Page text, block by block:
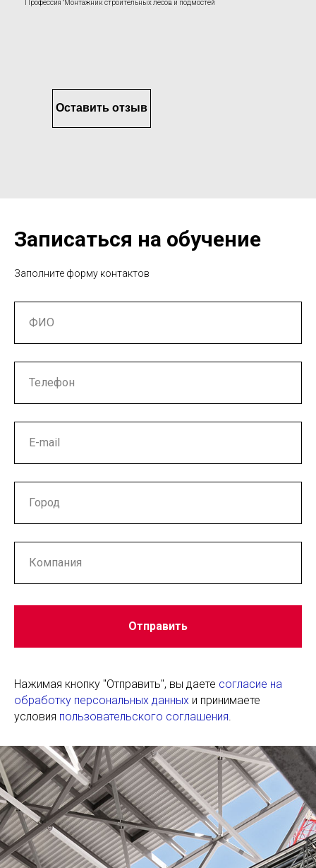
Профессия "Монтажник строительных лесов и подмостей
Оставить отзыв
Записаться на обучение
Заполните форму контактов
Отправить
Нажимая кнопку "Отправить", вы даете согласие на
обработку персональных данных и принимаете
условия пользовательского соглашения